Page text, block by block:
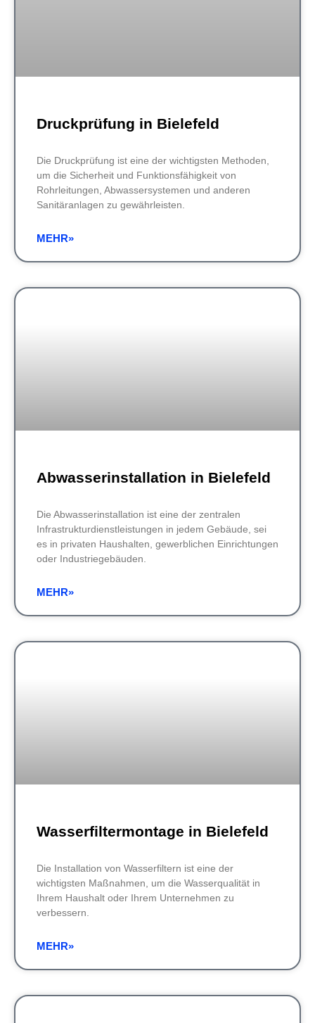
Druckprüfung in Bielefeld
Die Druckprüfung ist eine der wichtigsten Methoden,
um die Sicherheit und Funktionsfähigkeit von
Rohrleitungen, Abwassersystemen und anderen
Sanitäranlagen zu gewährleisten.
MEHR»
Abwasserinstallation in Bielefeld
Die Abwasserinstallation ist eine der zentralen
Infrastrukturdienstleistungen in jedem Gebäude, sei
es in privaten Haushalten, gewerblichen Einrichtungen
oder Industriegebäuden.
MEHR»
Wasserfiltermontage in Bielefeld
Die Installation von Wasserfiltern ist eine der
wichtigsten Maßnahmen, um die Wasserqualität in
Ihrem Haushalt oder Ihrem Unternehmen zu
verbessern.
MEHR»